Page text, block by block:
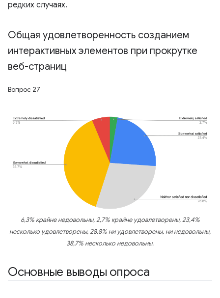
редких случаях.
Общая удовлетворенность созданием
интерактивных элементов при прокрутке
веб-страниц
Вопрос 27
6,3% крайне недовольны, 2,7% крайне удовлетворены, 23,4%
несколько удовлетворены, 28,8% ни удовлетворены, ни недовольны,
38,7% несколько недовольны.
Основные выводы опроса